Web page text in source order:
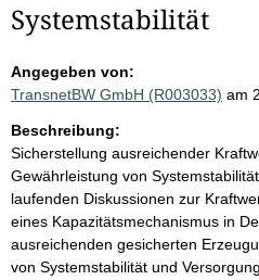
Systemstabilität
Angegeben von:
TransnetBW GmbH (R003033) am
Beschreibung:
Sicherstellung ausreichender
Gewährleistung von
laufenden Diskussionen zur
eines Kapazitätsmechanismus in
ausreichenden gesicherten
von Systemstabilität und